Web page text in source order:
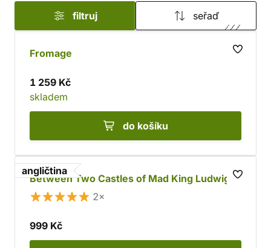
filtruj seřaď
Fromage
1 259 Kč
skladem
do košíku
angličtina
Between Two Castles of Mad King Ludwig
2×
999 Kč